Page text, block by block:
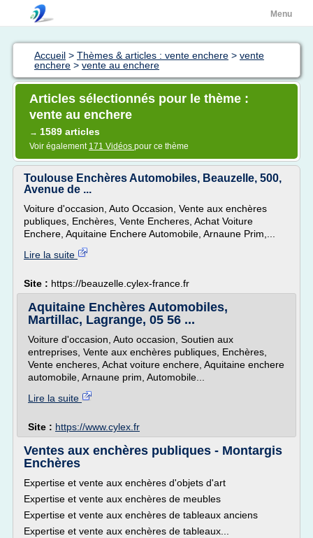
Menu
Accueil > Thèmes & articles : vente enchere > vente
enchere > vente au enchere
Articles sélectionnés pour le thème :
vente au enchere
→ 1589 articles
Voir également 171 Vidéos pour ce thème
Toulouse Enchères Automobiles, Beauzelle, 500,
Avenue de ...
Voiture d'occasion, Auto Occasion, Vente aux enchères
publiques, Enchères, Vente Encheres, Achat Voiture
Enchere, Aquitaine Enchere Automobile, Arnaune Prim,...
Lire la suite
Site : https://beauzelle.cylex-france.fr
Aquitaine Enchères Automobiles,
Martillac, Lagrange, 05 56 ...
Voiture d'occasion, Auto occasion, Soutien aux
entreprises, Vente aux enchères publiques, Enchères,
Vente encheres, Achat voiture enchere, Aquitaine enchere
automobile, Arnaune prim, Automobile...
Lire la suite
Site : https://www.cylex.fr
Ventes aux enchères publiques - Montargis
Enchères
Expertise et vente aux enchères d'objets d'art
Expertise et vente aux enchères de meubles
Expertise et vente aux enchères de tableaux anciens
Expertise et vente aux enchères de tableaux...